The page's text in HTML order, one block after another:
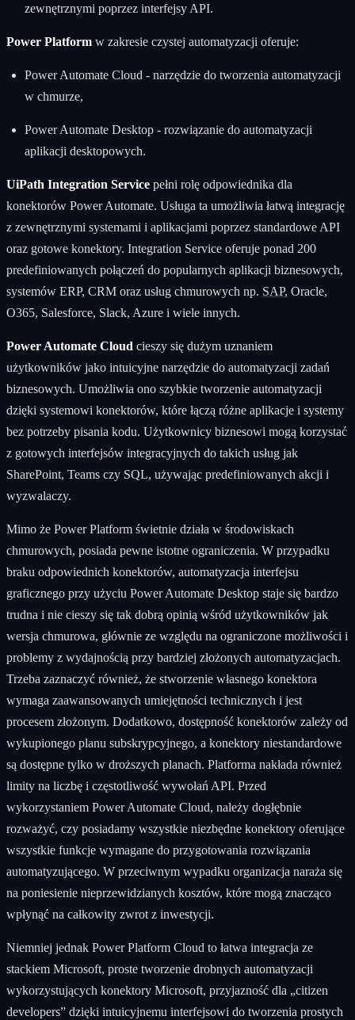
zewnętrznymi poprzez interfejsy API.
Power Platform w zakresie czystej automatyzacji oferuje:
Power Automate Cloud - narzędzie do tworzenia automatyzacji
w chmurze,
Power Automate Desktop - rozwiązanie do automatyzacji
aplikacji desktopowych.
UiPath Integration Service pełni rolę odpowiednika dla
konektorów Power Automate. Usługa ta umożliwia łatwą integrację
z zewnętrznymi systemami i aplikacjami poprzez standardowe API
oraz gotowe konektory. Integration Service oferuje ponad 200
predefiniowanych połączeń do popularnych aplikacji biznesowych,
systemów ERP, CRM oraz usług chmurowych np. SAP, Oracle,
O365, Salesforce, Slack, Azure i wiele innych.
Power Automate Cloud cieszy się dużym uznaniem
użytkowników jako intuicyjne narzędzie do automatyzacji zadań
biznesowych. Umożliwia ono szybkie tworzenie automatyzacji
dzięki systemowi konektorów, które łączą różne aplikacje i systemy
bez potrzeby pisania kodu. Użytkownicy biznesowi mogą korzystać
z gotowych interfejsów integracyjnych do takich usług jak
SharePoint, Teams czy SQL, używając predefiniowanych akcji i
wyzwalaczy.
Mimo że Power Platform świetnie działa w środowiskach
chmurowych, posiada pewne istotne ograniczenia. W przypadku
braku odpowiednich konektorów, automatyzacja interfejsu
graficznego przy użyciu Power Automate Desktop staje się bardzo
trudna i nie cieszy się tak dobrą opinią wśród użytkowników jak
wersja chmurowa, głównie ze względu na ograniczone możliwości i
problemy z wydajnością przy bardziej złożonych automatyzacjach.
Trzeba zaznaczyć również, że stworzenie własnego konektora
wymaga zaawansowanych umiejętności technicznych i jest
procesem złożonym. Dodatkowo, dostępność konektorów zależy od
wykupionego planu subskrypcyjnego, a konektory niestandardowe
są dostępne tylko w droższych planach. Platforma nakłada również
limity na liczbę i częstotliwość wywołań API. Przed
wykorzystaniem Power Automate Cloud, należy dogłębnie
rozważyć, czy posiadamy wszystkie niezbędne konektory oferujące
wszystkie funkcje wymagane do przygotowania rozwiązania
automatyzującego. W przeciwnym wypadku organizacja naraża się
na poniesienie nieprzewidzianych kosztów, które mogą znacząco
wpłynąć na całkowity zwrot z inwestycji.
Niemniej jednak Power Platform Cloud to łatwa integracja ze
stackiem Microsoft, proste tworzenie drobnych automatyzacji
wykorzystujących konektory Microsoft, przyjazność dla „citizen
developers” dzięki intuicyjnemu interfejsowi do tworzenia prostych